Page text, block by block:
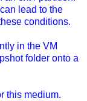
lead to the
conditions.
in the VM
folder onto a
this medium.